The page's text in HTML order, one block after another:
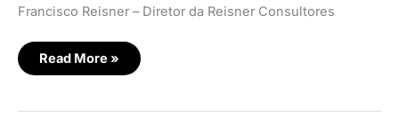
Francisco Reisner – Diretor da Reisner Consultores
Read More »